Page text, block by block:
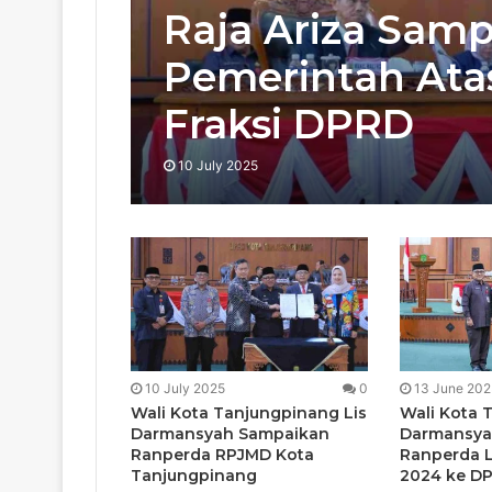
Raja Ariza
Pemerintah
Fraksi DPRD
10 July 2025
10 July 2025 0
Wali Kota Tanjungpinang Lis
Darmansyah Sampaikan
Ranperda RPJMD Kota
Tanjungpinang
13 June
Wali Kota
Ranperda
2024 ke